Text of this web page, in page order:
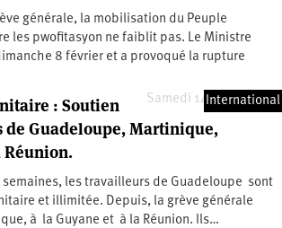
générale, la mobilisation du Peuple
les pwofitasyon ne faiblit pas. Le Ministre
8 février et a provoqué la rupture
Samedi 14 février 2009
International
: Soutien
Guadeloupe, Martinique,
Réunion.
les travailleurs de Guadeloupe sont
et illimitée. Depuis, la grève générale
à la Guyane et à la Réunion. Ils…